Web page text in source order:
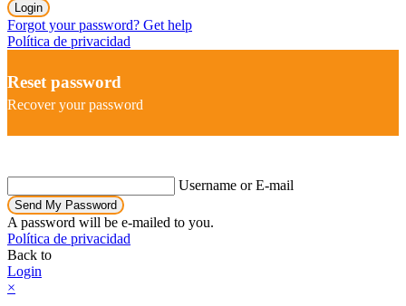
Login
Forgot your password? Get help
Política de privacidad
Reset password
Recover your password
Username or E-mail
Send My Password
A password will be e-mailed to you.
Política de privacidad
Back to
Login
×